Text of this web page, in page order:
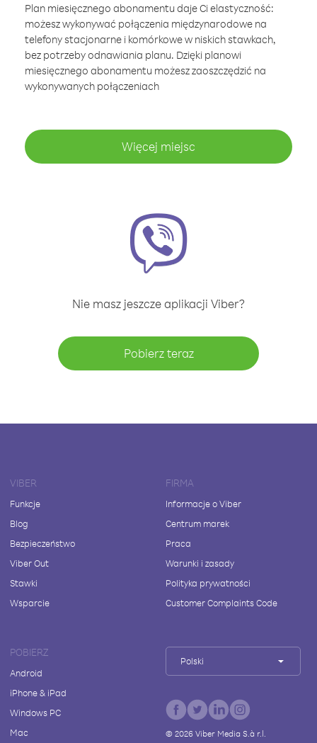
Plan miesięcznego abonamentu daje Ci elastyczność:
możesz wykonywać połączenia międzynarodowe na
telefony stacjonarne i komórkowe w niskich stawkach,
bez potrzeby odnawiania planu. Dzięki planowi
miesięcznego abonamentu możesz zaoszczędzić na
wykonywanych połączeniach
Więcej miejsc
Nie masz jeszcze aplikacji Viber?
Pobierz teraz
VIBER
Funkcje
Blog
Bezpieczeństwo
Viber Out
Stawki
Wsparcie
FIRMA
Informacje o Viber
Centrum marek
Praca
Warunki i zasady
Polityka prywatności
Customer Complaints Code
POBIERZ
Android
iPhone & iPad
Windows PC
Mac
Polski
© 2026Viber Media S.à r.l.